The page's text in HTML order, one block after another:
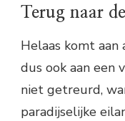
Terug naar
Helaas komt aan
dus ook aan een
niet getreurd,
paradijselijke